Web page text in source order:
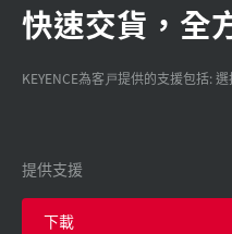
快速交貨，全
KEYENCE為客戸提供的支援包括:
提供支援
下載